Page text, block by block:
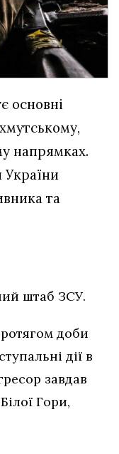
основні
напрямках.
та
штаб ЗСУ.
доби
дії в
завдав
Гори,